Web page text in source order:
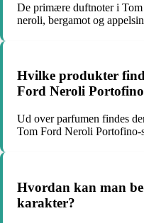
De primære duftnoter i
neroli, bergamot og
Hvilke produkter
Ford Neroli
Ud over parfumen findes
Tom Ford Neroli Portofino-
Hvordan kan man
karakter?